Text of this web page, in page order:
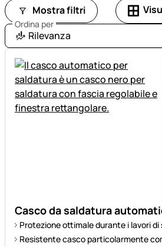
Mostra filtri
Ordina per
Rilevanza
Casco da saldatura
Protezione ottimale durante i lavori di
Resistente casco particolarmente